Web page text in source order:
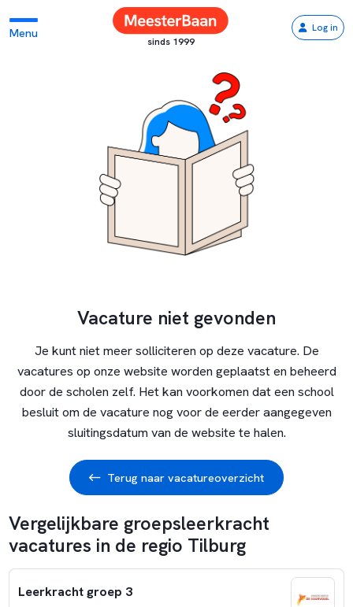
Menu
sinds 1999
Log in
Vacature niet gevonden
Je kunt niet meer solliciteren op deze vacature. De
vacatures op onze website worden geplaatst en beheerd
door de scholen zelf. Het kan voorkomen dat een school
besluit om de vacature nog voor de eerder aangegeven
sluitingsdatum van de website te halen.
Terug naar vacatureoverzicht
Vergelijkbare groepsleerkracht
vacatures in de regio Tilburg
Leerkracht groep 3